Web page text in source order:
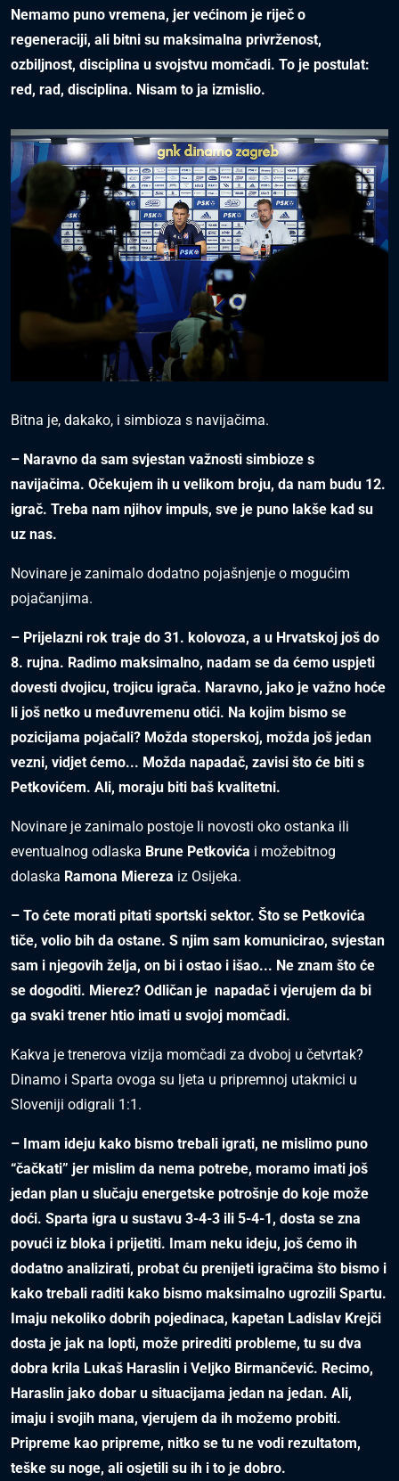
Nemamo puno vremena, jer većinom je riječ o
regeneraciji, ali bitni su maksimalna privrženost,
ozbiljnost, disciplina u svojstvu momčadi. To je postulat:
red, rad, disciplina. Nisam to ja izmislio.
Bitna je, dakako, i simbioza s navijačima.
– Naravno da sam svjestan važnosti simbioze s
navijačima. Očekujem ih u velikom broju, da nam budu 12.
igrač. Treba nam njihov impuls, sve je puno lakše kad su
uz nas.
Novinare je zanimalo dodatno pojašnjenje o mogućim
pojačanjima.
– Prijelazni rok traje do 31. kolovoza, a u Hrvatskoj još do
8. rujna. Radimo maksimalno, nadam se da ćemo uspjeti
dovesti dvojicu, trojicu igrača. Naravno, jako je važno hoće
li još netko u međuvremenu otići. Na kojim bismo se
pozicijama pojačali? Možda stoperskoj, možda još jedan
vezni, vidjet ćemo... Možda napadač, zavisi što će biti s
Petkovićem. Ali, moraju biti baš kvalitetni.
Novinare je zanimalo postoje li novosti oko ostanka ili
eventualnog odlaska Brune Petkovića i možebitnog
dolaska Ramona Miereza iz Osijeka.
– To ćete morati pitati sportski sektor. Što se Petkovića
tiče, volio bih da ostane. S njim sam komunicirao, svjestan
sam i njegovih želja, on bi i ostao i išao... Ne znam što će
se dogoditi. Mierez? Odličan je napadač i vjerujem da bi
ga svaki trener htio imati u svojoj momčadi.
Kakva je trenerova vizija momčadi za dvoboj u četvrtak?
Dinamo i Sparta ovoga su ljeta u pripremnoj utakmici u
Sloveniji odigrali 1:1.
– Imam ideju kako bismo trebali igrati, ne mislimo puno
“čačkati” jer mislim da nema potrebe, moramo imati još
jedan plan u slučaju energetske potrošnje do koje može
doći. Sparta igra u sustavu 3-4-3 ili 5-4-1, dosta se zna
povući iz bloka i prijetiti. Imam neku ideju, još ćemo ih
dodatno analizirati, probat ću prenijeti igračima što bismo i
kako trebali raditi kako bismo maksimalno ugrozili Spartu.
Imaju nekoliko dobrih pojedinaca, kapetan Ladislav Krejči
dosta je jak na lopti, može prirediti probleme, tu su dva
dobra krila Lukaš Haraslin i Veljko Birmančević. Recimo,
Haraslin jako dobar u situacijama jedan na jedan. Ali,
imaju i svojih mana, vjerujem da ih možemo probiti.
Pripreme kao pripreme, nitko se tu ne vodi rezultatom,
teške su noge, ali osjetili su ih i to je dobro.